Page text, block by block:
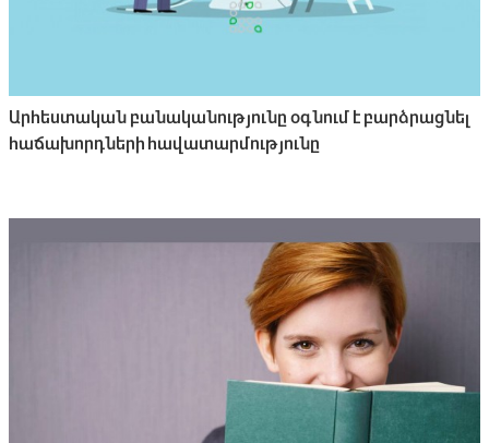
Արհեստական բանականությունը օգնում է բարձրացնել
հաճախորդների հավատարմությունը